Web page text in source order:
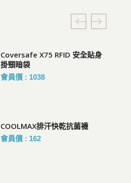
Coversafe X75 RFID 安全貼身
掛頸暗袋
會員價 : 1038
COOLMAX排汗快乾抗菌襪
會員價 : 162
女 WARM 抑菌內搭保暖褲
購買人 : 豊R
評價 :好評!
抗UV吸濕排汗超輕雙面鴨舌帽
(附收納袋)